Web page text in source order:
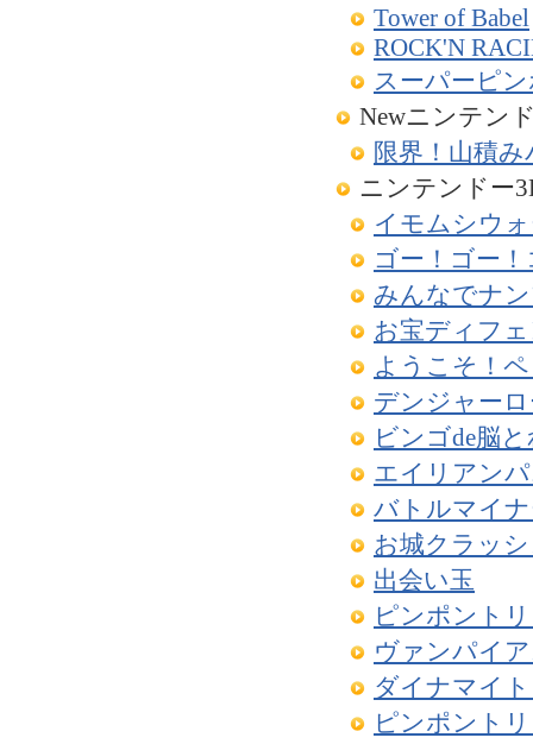
Tower of Babel
ROCK'N
スーパーピ
Newニンテン
限界！山積
ニンテンドー
イモムシウ
ゴー！ゴー
みんなでナ
お宝ディフ
ようこそ！
デンジャー
ビンゴde脳
エイリアン
バトルマイ
お城クラッ
出会い玉
ピンポント
ヴァンパイ
ダイナマイ
ピンポント